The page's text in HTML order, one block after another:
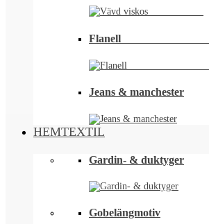
Flanell
Jeans & manchester
HEMTEXTIL
Gardin- & duktyger
Gobelängmotiv